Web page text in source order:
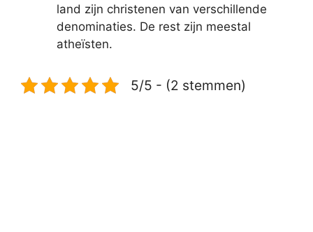
land zijn christenen van verschillende
denominaties. De rest zijn meestal
atheïsten.
5/5 - (2 stemmen)